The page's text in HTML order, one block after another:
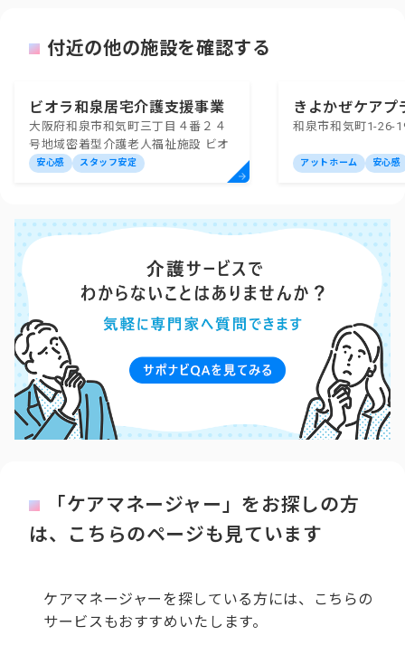
付近の他の施設を確認する
ビオラ和泉居宅介護支援事業
所
大阪府和泉市和気町三丁目４番２４
号地域密着型介護老人福祉施設 ビオ
ラ和泉
安心感 スタッフ安定
きよかぜケアプ
和泉市和気町1-26-
アットホーム 安心感
「ケアマネージャー」をお探しの方
は、こちらのページも見ています
ケアマネージャーを探している方には、こちらの
サービスもおすすめいたします。